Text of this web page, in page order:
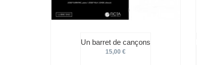
Un barret de cançons
15,00 €